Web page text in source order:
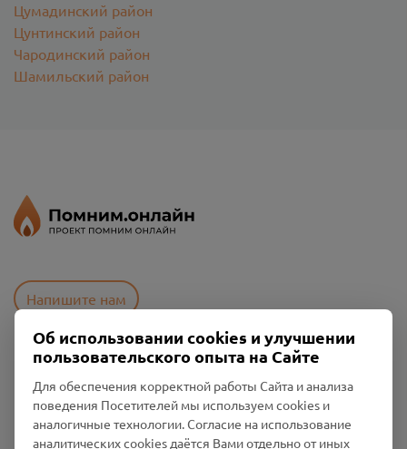
Цумадинский район
Цунтинский район
Чародинский район
Шамильский район
Напишите нам
Политика конфиденциальности
Промо-материалы
Об использовании cookies и улучшении
пользовательского опыта на Сайте
Для обеспечения корректной работы Сайта и анализа
поведения Посетителей мы используем cookies и
аналогичные технологии. Согласие на использование
аналитических cookies даётся Вами отдельно от иных